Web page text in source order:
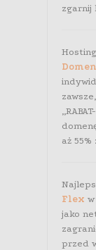
zgarnij
aż
Flex
jako
przed